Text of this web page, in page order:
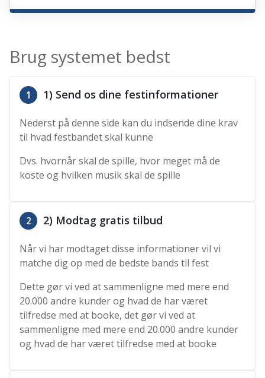
Brug systemet bedst
1 1) Send os dine festinformationer
Nederst på denne side kan du indsende dine krav
til hvad festbandet skal kunne
Dvs. hvornår skal de spille, hvor meget må de
koste og hvilken musik skal de spille
2 2) Modtag gratis tilbud
Når vi har modtaget disse informationer vil vi
matche dig op med de bedste bands til fest
Dette gør vi ved at sammenligne med mere end
20.000 andre kunder og hvad de har været
tilfredse med at booke, det gør vi ved at
sammenligne med mere end 20.000 andre kunder
og hvad de har været tilfredse med at booke